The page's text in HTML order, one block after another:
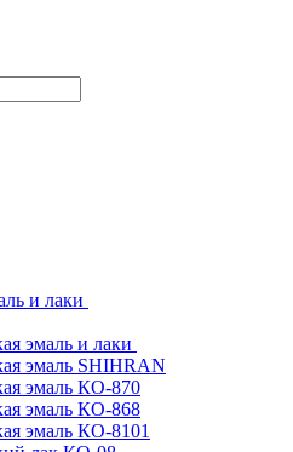
и лаки
эмаль и лаки
эмаль SHIHRAN
эмаль КО-870
эмаль КО-868
эмаль КО-8101